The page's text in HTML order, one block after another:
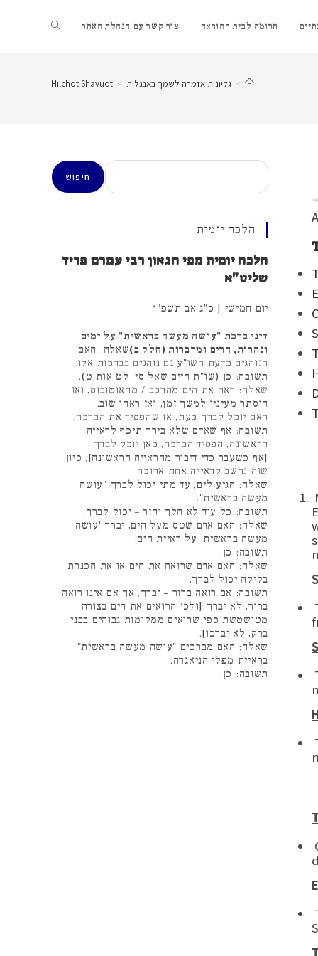
תרומה לבית ההוראה צור קשר עם הנהלת האתר Toggle
website > גליונות אזמרה לשמך באנגלית >
Hilchot Shavuot
חיפוש
חיפוש
הלכה יומית
הלכה יומית מפי הגאון רבי עמרם פריד
שליט"א
יום חמישי | כ"ג אב תשפ"ו
דיני ברכת "עושה מעשה בראשית" על ימים
ונהרות, הרים ומדברות (חלק ב)שאלה: האם
הנוהגים כדעת השו"ע גם נוהגים בברכות אלו.
תשובה: כן (שו"ת חיים שאל סי' לט אות ט).
שאלה: ראה את הים מהרכב / מהאוטובוס, ואז
הוסתר מעיניו למשך זמן, ואז ראהו שוב.
האם יוכל לברך כעת, או שהפסיד את הברכה.
תשובה: אף שאדם שלא בירך תיכף לראייה
הראשונה, הפסיד הברכה, כאן יוכל לברך
[אף כשעבר כדי דיבור מהראייה הראשונה], כיון
שזה נחשב לראייה אחת ארוכה.
שאלה: הגיע לים, עד מתי יכול לברך "עושה
מעשה בראשית".
תשובה: כל עוד לא הלך וחזר – יכול לברך.
שאלה: האם אדם שטס מעל הים, יברך 'עושה
מעשה בראשית' על ראיית הים.
תשובה: כן.
שאלה: האם אדם שרואה את הים או את הכנרת
בלילה יכול לברך.
תשובה: אם רואה ברור – יברך, אך אם אינו רואה
ברור, לא יברך [ולכן הרואים את הים בצורה
מטושטשת כפי שרואים ממקומות גבוהים בבני
ברק, לא יברכו].
שאלה: האם מברכים "עושה מעשה בראשית"
בראיית מפלי הניאגרה.
תשובה: כן.